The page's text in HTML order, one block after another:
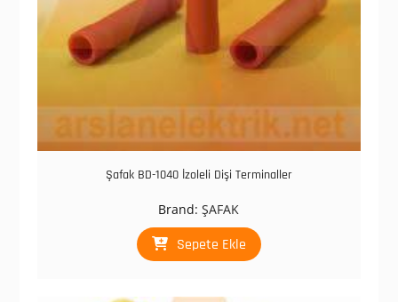
Şafak BD-1040 İzoleli Dişi Terminaller
Brand:ŞAFAK
Sepete Ekle